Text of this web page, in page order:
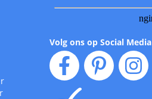
Volg ons op Social Media